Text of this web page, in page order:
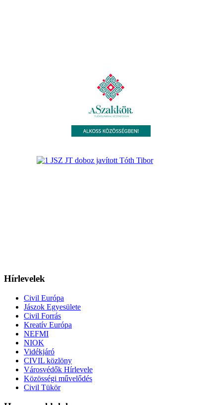
Hírlevelek
Civil Európa
Jászok Egyesülete
Civil Forrás
Kreatív Európa
NEFMI
NIOK
Vidékjáró
CIVIL közlöny
Városvédők Hírlevele
Közösségi művelődés
Civil Tükör